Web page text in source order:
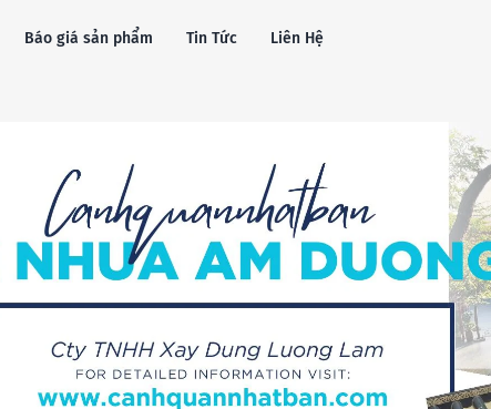
Báo giá sản phẩm Tin Tức Liên Hệ